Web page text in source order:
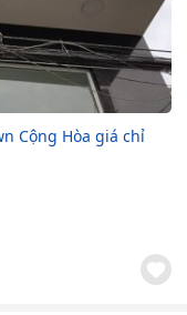
Cộng Hòa giá chỉ